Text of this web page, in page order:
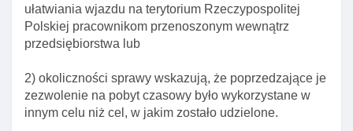
ułatwiania wjazdu na terytorium Rzeczypospolitej
Polskiej pracownikom przenoszonym wewnątrz
przedsiębiorstwa lub
2) okoliczności sprawy wskazują, że poprzedzające je
zezwolenie na pobyt czasowy było wykorzystane w
innym celu niż cel, w jakim zostało udzielone.
Oznaczenie I tytuł rozdziału 3b – uchylone
Art. 139n. Zawiadomienie o zamiarze korzystania
Art. 139o. Przesłanki udzielenia zezwolenia na
pobyt czasowy w celu korzystania z mobilnośCI
Długoterminowej